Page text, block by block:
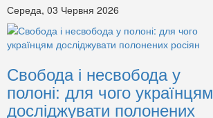
Середа, 03 Червня 2026
Свобода і несвобода у
полоні: для чого українцям
досліджувати полонених